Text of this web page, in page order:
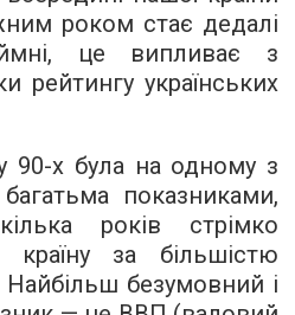
роком стає дедалі
це випливає з
рейтингу українських
90-х була на одному з
показниками,
років стрімко
за більшістю
Найбільш безумовний і